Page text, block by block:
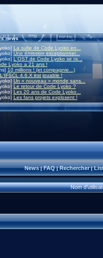
news
La suite de Code Lyoko en...
Une émission exceptionnel...
L'OST de Code Lyoko se ra...
Lyoko a 21 ans !
10 millions ! (et compagnie...)
L'IFSCL 4.6.X est jouable !
Un « nouveau » monde sans...
Le retour de Code Lyoko ?
Les 20 ans de Code Lyoko...
Les fans projets explosent !
News|FAQ|Rechercher|
Nom